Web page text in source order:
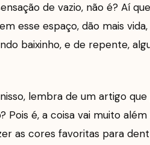
de vazio, não é? Aí
esse espaço, dão mais
baixinho, e de repente,
lembra de um artigo
Pois é, a coisa vai muito
as cores favoritas para